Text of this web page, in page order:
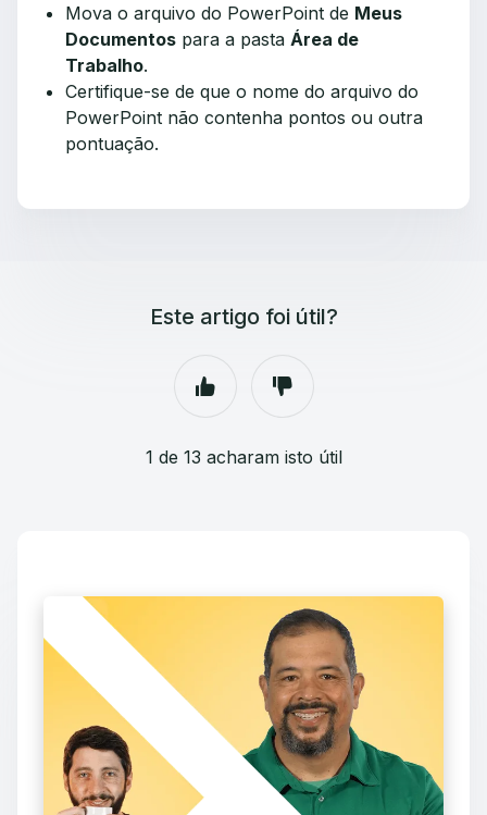
Mova o arquivo do PowerPoint de Meus
Documentos para a pasta Área de
Trabalho.
Certifique-se de que o nome do arquivo do
PowerPoint não contenha pontos ou outra
pontuação.
Este artigo foi útil?
1 de 13 acharam isto útil